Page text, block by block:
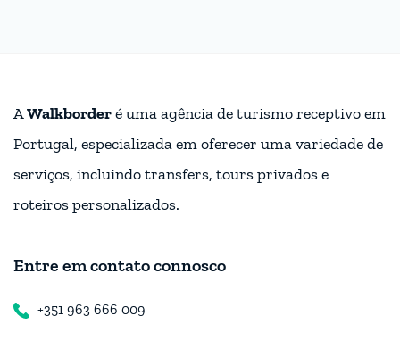
AWalkborderé uma agência de turismo receptivo em
Portugal, especializada em oferecer uma variedade de
serviços, incluindo transfers, tours privados e
roteiros personalizados.
Entre em contato connosco
+351 963 666 009